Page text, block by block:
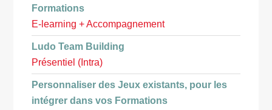
Formations
E-learning + Accompagnement
Ludo Team Building
Présentiel (Intra)
Personnaliser des Jeux existants, pour les
intégrer dans vos Formations